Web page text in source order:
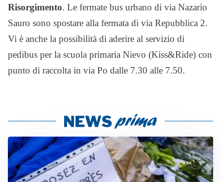
Risorgimento. Le fermate bus urbano di via Nazario
Sauro sono spostare alla fermata di via Repubblica 2.
Vi è anche la possibilità di aderire al servizio di
pedibus per la scuola primaria Nievo (Kiss&Ride) con
punto di raccolta in via Po dalle 7.30 alle 7.50.